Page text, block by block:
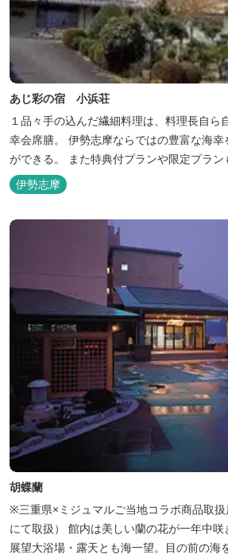
あじ彩の宿 小浜荘
１品々手の込んだ繊細料理は、料理長自ら
幸会席膳。 伊勢志摩ならではの豊富な海幸
ができる。 また特典付プランや限定プラ
く。
伊勢志摩
胡蝶蘭
※三重県×ミジュマルご当地コラボ商品取
にて取扱） 館内は美しい蘭の花が一年中
展望大浴場・露天とも海一望。目の前の海